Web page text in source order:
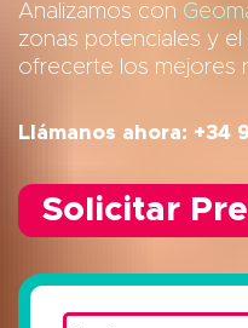
Analizamos con
zonas potenciales y
ofrecerte los mejores
Llámanos ahora: +34
Solicitar